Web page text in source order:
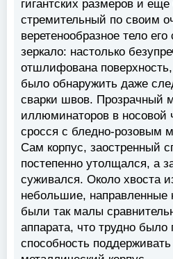
гигантских размеров и
стремительный по своим
веретенообразное тело его
зеркало: настолько
отшлифована поверхность,
было обнаружить даже
сварки швов. Прозрачный
иллюминаторов в носовой
сросся с бледно-розовым
Сам корпус, заостренный
постепенно утолщался, а
суживался. Около хвоста
небольшие, направленные
были так малы
аппарата, что трудно было
способность